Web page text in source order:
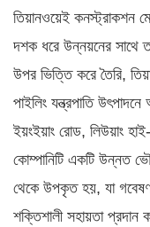
তিয়ানওয়েই কনস্ট্রাকশন
দশক ধরে উন্নয়নের সাথে
উপর ভিত্তি করে তৈরি,
পাইলিং যন্ত্রপাতি
ইয়ংইয়াং রোড, লিউয়াং
কোম্পানিটি একটি উন্নত
থেকে উপকৃত হয়, যা
শক্তিশালী সহায়তা প্রদান